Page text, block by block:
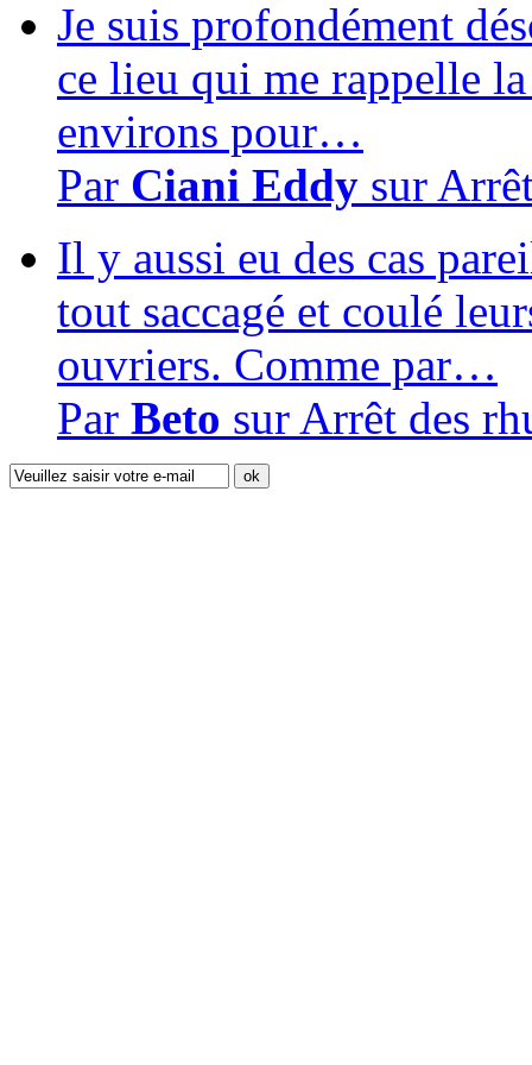
Je suis profondément
ce lieu qui me rappelle
environs pour…
Par Ciani Eddy sur
Il y aussi eu des cas
tout saccagé et coulé
ouvriers. Comme par…
Par Beto sur Arrêt des